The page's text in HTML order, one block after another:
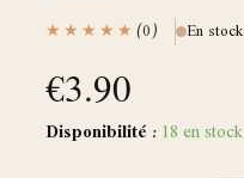
★★★★★(0) En stock
€3.90
Disponibilité : 18 en stock